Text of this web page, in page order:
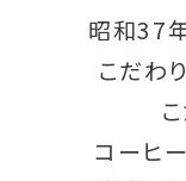
昭和37
こだわ
コーヒ